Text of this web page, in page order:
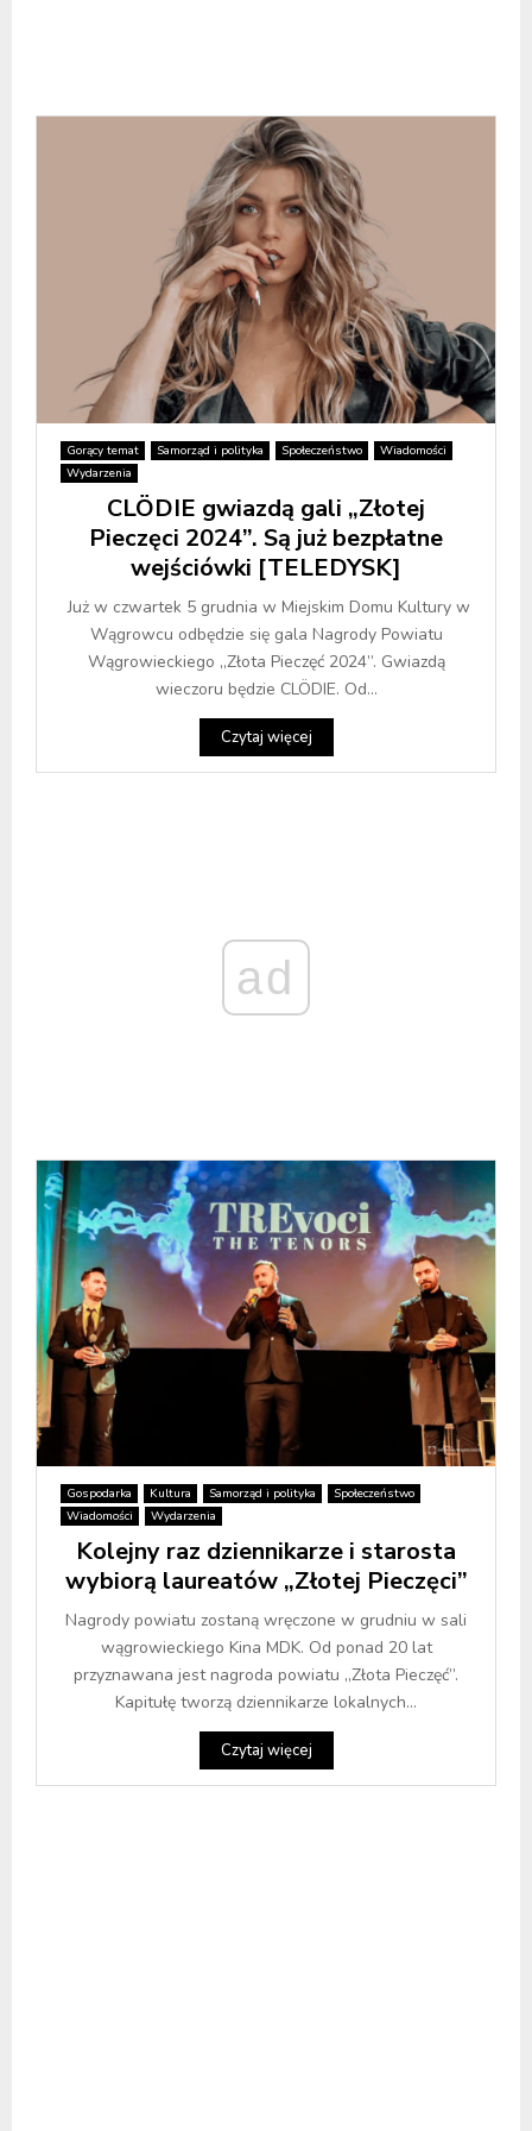
Gorący temat Samorząd i polityka Społeczeństwo
Wiadomości
Wydarzenia
CLÖDIE gwiazdą gali „Złotej
Pieczęci 2024”. Są już bezpłatne
wejściówki [TELEDYSK]
Już w czwartek 5 grudnia w Miejskim Domu Kultury w
Wągrowcu odbędzie się gala Nagrody Powiatu
Wągrowieckiego „Złota Pieczęć 2024”. Gwiazdą
wieczoru będzie CLÖDIE. Od...
Czytaj więcej
ad
Gospodarka Kultura Samorząd i polityka
Społeczeństwo
Wiadomości
Wydarzenia
Kolejny raz dziennikarze i starosta
wybiorą laureatów „Złotej Pieczęci”
Nagrody powiatu zostaną wręczone w grudniu w sali
wągrowieckiego Kina MDK. Od ponad 20 lat
przyznawana jest nagroda powiatu „Złota Pieczęć”.
Kapitułę tworzą dziennikarze lokalnych...
Czytaj więcej